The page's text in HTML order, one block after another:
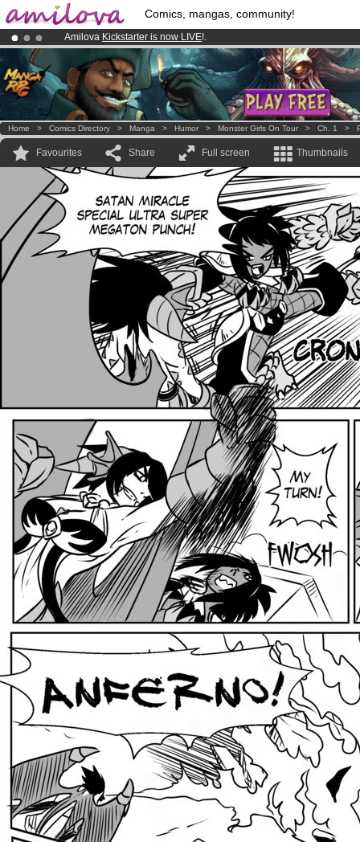
Comics, mangas, community!
Amilova Kickstarter is now LIVE!.
Premium membership from3.95 eurosper month !Get membership
Already 100000membersand 1000 comics & mangas!.
Home > Comics Directory > Manga > Humor > Monster Girls On Tour > Ch. 1 >
Favourites Share Full screen Thumbnails